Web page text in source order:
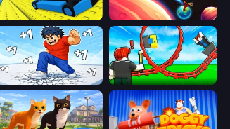
Cart Ride Danger Mount Obby: +1 to Spaceflight Altitude
Break a Skyscraper Build a Rollercoaster: Simulator